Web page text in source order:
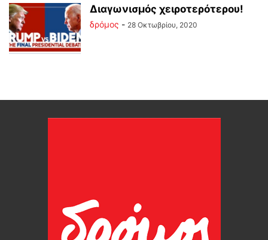
Διαγωνισμός χειροτερότερου!
δρόμος - 28 Οκτωβρίου, 2020